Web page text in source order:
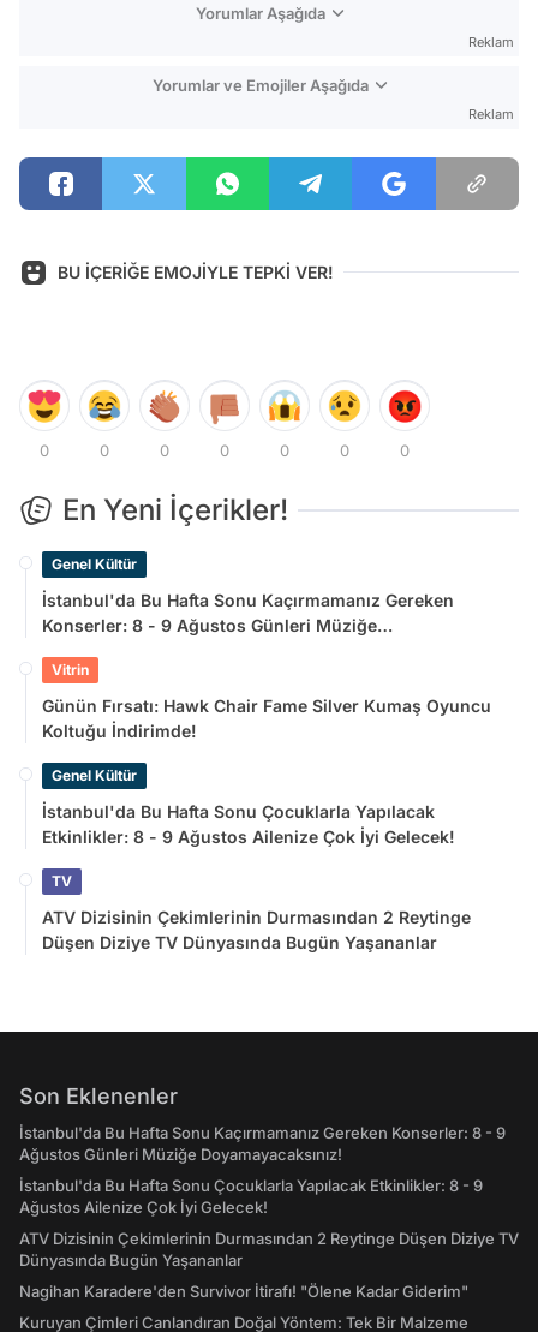
Yorumlar Aşağıda
Reklam
Yorumlar ve Emojiler Aşağıda
Reklam
BU İÇERİĞE EMOJİYLE TEPKİ VER!
0 0 0 0 0 0 0
En Yeni İçerikler!
Genel Kültür
İstanbul'da Bu Hafta Sonu Kaçırmamanız Gereken
Konserler: 8 - 9 Ağustos Günleri Müziğe
Vitrin
Günün Fırsatı: Hawk Chair Fame Silver Kumaş Oyuncu
Koltuğu İndirimde!
Genel Kültür
İstanbul'da Bu Hafta Sonu Çocuklarla Yapılacak
Etkinlikler: 8 - 9 Ağustos Ailenize Çok İyi Gelecek!
TV
ATV Dizisinin Çekimlerinin Durmasından 2 Reytinge
Düşen Diziye TV Dünyasında Bugün Yaşananlar
Son Eklenenler
İstanbul'da Bu Hafta Sonu Kaçırmamanız Gereken Konserler: 8 - 9
Ağustos Günleri Müziğe Doyamayacaksınız!
İstanbul'da Bu Hafta Sonu Çocuklarla Yapılacak Etkinlikler: 8 - 9
Ağustos Ailenize Çok İyi Gelecek!
ATV Dizisinin Çekimlerinin Durmasından 2 Reytinge Düşen Diziye TV
Dünyasında Bugün Yaşananlar
Nagihan Karadere'den Survivor İtirafı! "Ölene Kadar Giderim"
Kuruyan Çimleri Canlandıran Doğal Yöntem: Tek Bir Malzeme